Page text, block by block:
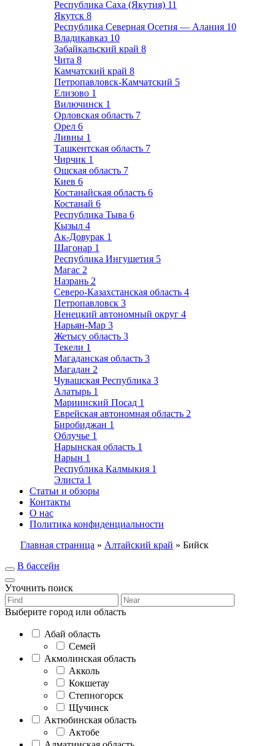
Республика Саха (Якутия) 11
Якутск 8
Республика Северная Осетия — Алания 10
Владикавказ 10
Забайкальский край 8
Чита 8
Камчатский край 8
Петропавловск-Камчатский 5
Елизово 1
Вилючинск 1
Орловская область 7
Орел 6
Ливны 1
Ташкентская область 7
Чирчик 1
Ошская область 7
Киев 6
Костанайская область 6
Костанай 6
Республика Тыва 6
Кызыл 4
Ак-Довурак 1
Шагонар 1
Республика Ингушетия 5
Магас 2
Назрань 2
Северо-Казахстанская область 4
Петропавловск 3
Ненецкий автономный округ 4
Нарьян-Мар 3
Жетысу область 3
Текели 1
Магаданская область 3
Магадан 2
Чувашская Республика 3
Алатырь 1
Мариинский Посад 1
Еврейская автономная область 2
Биробиджан 1
Облучье 1
Нарынская область 1
Нарын 1
Республика Калмыкия 1
Элиста 1
Статьи и обзоры
Контакты
О нас
Политика конфиденциальности
Главная страница » Алтайский край » Бийск
В бассейн
Уточнить поиск
Выберите город или область
Абай область
Семей
Акмолинская область
Акколь
Кокшетау
Степногорск
Щучинск
Актюбинская область
Актобе